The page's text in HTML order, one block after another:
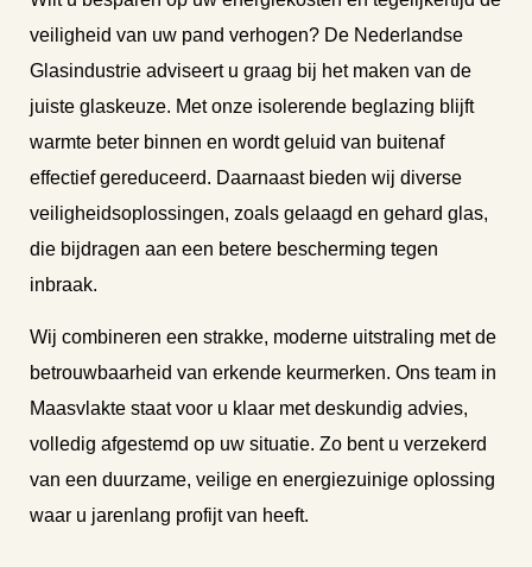
veiligheid van uw pand verhogen? De Nederlandse
Glasindustrie adviseert u graag bij het maken van de
juiste glaskeuze. Met onze isolerende beglazing blijft
warmte beter binnen en wordt geluid van buitenaf
effectief gereduceerd. Daarnaast bieden wij diverse
veiligheidsoplossingen, zoals gelaagd en gehard glas,
die bijdragen aan een betere bescherming tegen
inbraak.
Wij combineren een strakke, moderne uitstraling met de
betrouwbaarheid van erkende keurmerken. Ons team in
Maasvlakte staat voor u klaar met deskundig advies,
volledig afgestemd op uw situatie. Zo bent u verzekerd
van een duurzame, veilige en energiezuinige oplossing
waar u jarenlang profijt van heeft.